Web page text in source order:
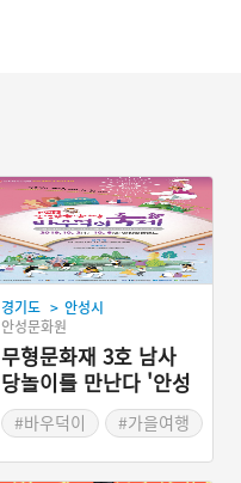
경기도 > 안성시
안성문화원
무형문화재 3호 남사
당놀이를 만난다 '안성
맞춤 남사당 바우덕이
축제'
#바우덕이
#가을여행